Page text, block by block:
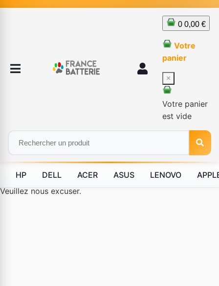
0 0,00 €
Votre
panier
×
Votre panier
est vide
HP DELL ACER ASUS LENOVO
Le produit #BLD--12232 n'est plus disponible à la vente.
Veuillez nous excuser.